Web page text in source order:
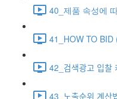
40_제품 속성에
41_HOW TO BID
42_검색광고
43_노출순위